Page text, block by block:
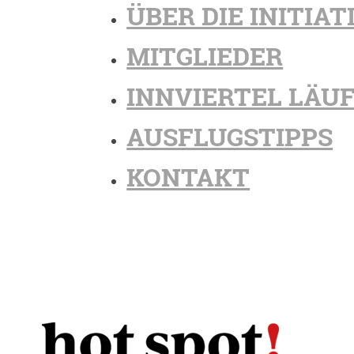
ÜBER DIE
MITGLIEDER
INNVIERTEL
AUSFLUGSTIPPS
KONTAKT